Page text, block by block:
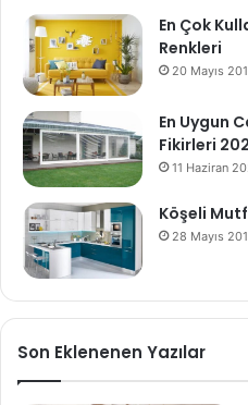
En Çok
Renkleri
20 Mayıs
En Uygun
Fikirleri
11 Haziran
Köşeli
28 Mayıs
Son Eklenenen Yazılar